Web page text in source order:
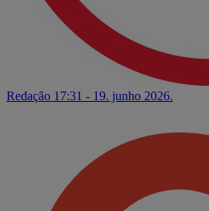
Redação 17:31 - 19. junho 2026.